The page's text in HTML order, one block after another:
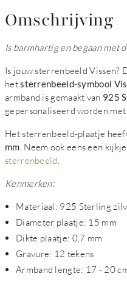
Omschrijving
Is barmhartig en begaan met
Is jouw sterrenbeeld Vissen?
hetsterrenbeeld-symbool
armband is gemaakt van 925
gepersonaliseerd worden met
Het sterrenbeeld-plaatje
mm . Neem ook eens een
sterrenbeeld
Kenmerken:
Materiaal: 925 Sterling
Diameter plaatje: 15 mm
Dikte plaatje: 0,7 mm
Gravure: 12 tekens
Armband lengte: 17 - 20